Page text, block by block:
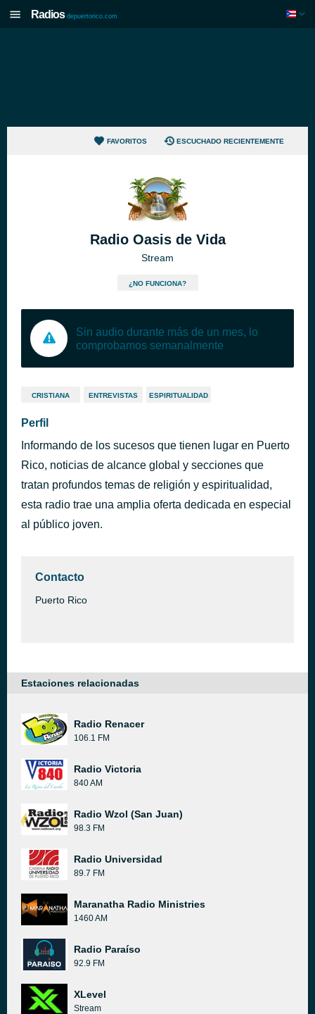
Radios depuertorico.com
FAVORITOS ESCUCHADO RECIENTEMENTE
Radio Oasis de Vida
Stream
¿NO FUNCIONA?
Sin audio durante más de un mes, lo
comprobamos semanalmente
CRISTIANA ENTREVISTAS ESPIRITUALIDAD
Perfil
Informando de los sucesos que tienen lugar en Puerto
Rico, noticias de alcance global y secciones que
tratan profundos temas de religión y espiritualidad,
esta radio trae una amplia oferta dedicada en especial
al público joven.
Contacto
Puerto Rico
Estaciones relacionadas
Radio Renacer
106.1 FM
Radio Victoria
840 AM
Radio Wzol (San Juan)
98.3 FM
Radio Universidad
89.7 FM
Maranatha Radio Ministries
1460 AM
Radio Paraíso
92.9 FM
XLevel
Stream